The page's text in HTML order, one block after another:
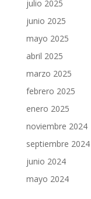
julio 2025
junio 2025
mayo 2025
abril 2025
marzo 2025
febrero 2025
enero 2025
noviembre 2024
septiembre 2024
junio 2024
mayo 2024